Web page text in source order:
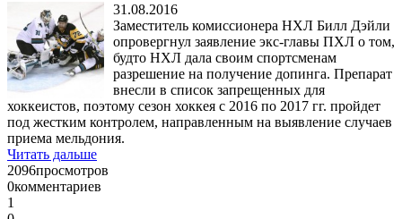
31.08.2016
Заместитель комиссионера НХЛ Билл Дэйли
опровергнул заявление экс-главы ПХЛ о том,
будто НХЛ дала своим спортсменам
разрешение на получение допинга. Препарат
внесли в список запрещенных для
хоккеистов, поэтому сезон хоккея с 2016 по 2017 гг. пройдет
под жестким контролем, направленным на выявление случаев
приема мельдония.
Читать дальше
2096просмотров
0комментариев
1